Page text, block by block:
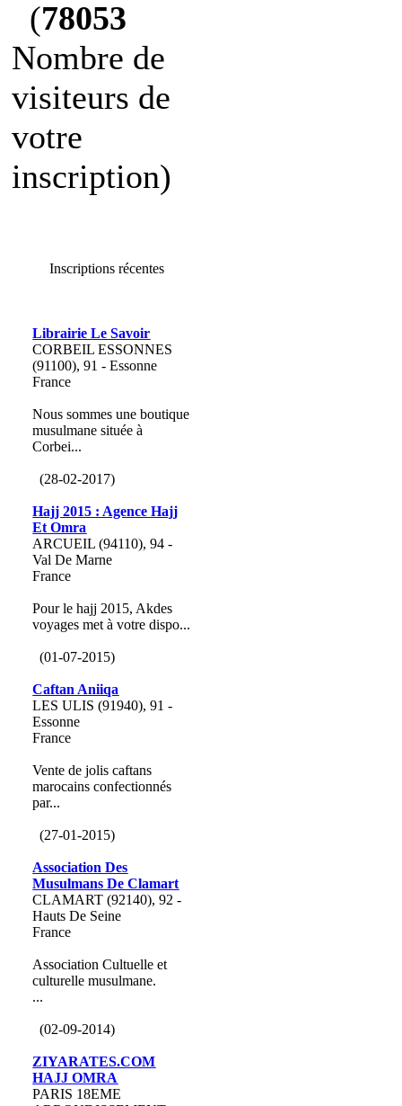
(78053
Nombre de
visiteurs de
votre
inscription)
Inscriptions récentes
Librairie Le Savoir
CORBEIL ESSONNES
(91100), 91 - Essonne
France
Nous sommes une boutique
musulmane située à
Corbei...
(28-02-2017)
Hajj 2015 : Agence Hajj
Et Omra
ARCUEIL (94110), 94 -
Val De Marne
France
Pour le hajj 2015, Akdes
voyages met à votre dispo...
(01-07-2015)
Caftan Aniiqa
LES ULIS (91940), 91 -
Essonne
France
Vente de jolis caftans
marocains confectionnés
par...
(27-01-2015)
Association Des
Musulmans De Clamart
CLAMART (92140), 92 -
Hauts De Seine
France
Association Cultuelle et
culturelle musulmane.
...
(02-09-2014)
ZIYARATES.COM
HAJJ OMRA
PARIS 18EME